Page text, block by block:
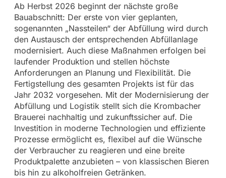
Ab Herbst 2026 beginnt der nächste große
Bauabschnitt: Der erste von vier geplanten,
sogenannten „Nassteilen“ der Abfüllung wird durch
den Austausch der entsprechenden Abfüllanlage
modernisiert. Auch diese Maßnahmen erfolgen bei
laufender Produktion und stellen höchste
Anforderungen an Planung und Flexibilität. Die
Fertigstellung des gesamten Projekts ist für das
Jahr 2032 vorgesehen. Mit der Modernisierung der
Abfüllung und Logistik stellt sich die Krombacher
Brauerei nachhaltig und zukunftssicher auf. Die
Investition in moderne Technologien und effiziente
Prozesse ermöglicht es, flexibel auf die Wünsche
der Verbraucher zu reagieren und eine breite
Produktpalette anzubieten – von klassischen Bieren
bis hin zu alkoholfreien Getränken.